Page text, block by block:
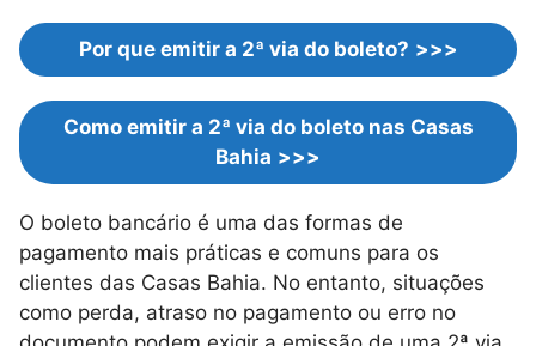
Por que emitir a 2ª via do boleto? >>>
Como emitir a 2ª via do boleto nas Casas
Bahia >>>
O boleto bancário é uma das formas de
pagamento mais práticas e comuns para os
clientes das Casas Bahia. No entanto, situações
como perda, atraso no pagamento ou erro no